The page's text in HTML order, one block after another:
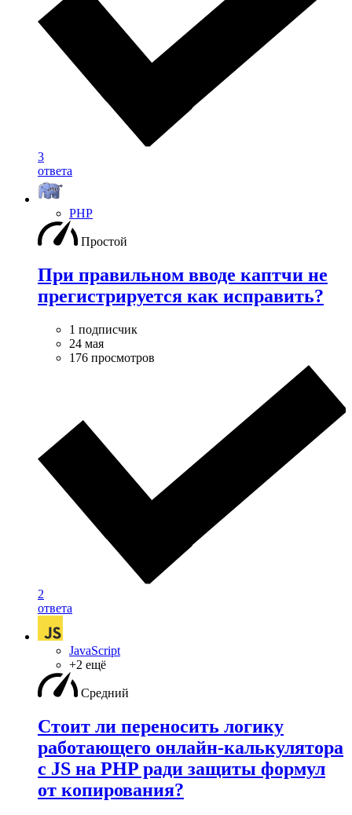
3
ответа
PHP
Простой
При правильном вводе каптчи не
прегистрируется как исправить?
1 подписчик
24 мая
176 просмотров
2
ответа
JavaScript
+2 ещё
Средний
Стоит ли переносить логику
работающего онлайн-калькулятора
с JS на PHP ради защиты формул
от копирования?